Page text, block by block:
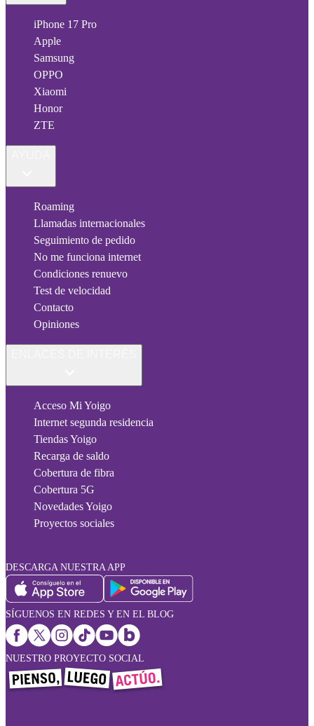
iPhone 17 Pro
Apple
Samsung
OPPO
Xiaomi
Honor
ZTE
Roaming
Llamadas internacionales
Seguimiento de pedido
No me funciona internet
Condiciones renuevo
Test de velocidad
Contacto
Opiniones
Acceso Mi Yoigo
Internet segunda residencia
Tiendas Yoigo
Recarga de saldo
Cobertura de fibra
Cobertura 5G
Novedades Yoigo
Proyectos sociales
DESCARGA NUESTRA APP
SÍGUENOS EN REDES Y EN EL BLOG
NUESTRO PROYECTO SOCIAL